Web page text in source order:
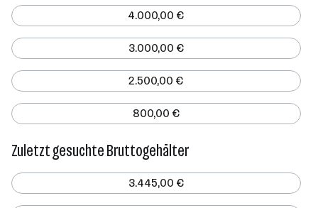
4.000,00 €
3.000,00 €
2.500,00 €
800,00 €
Zuletzt gesuchte Bruttogehälter
3.445,00 €